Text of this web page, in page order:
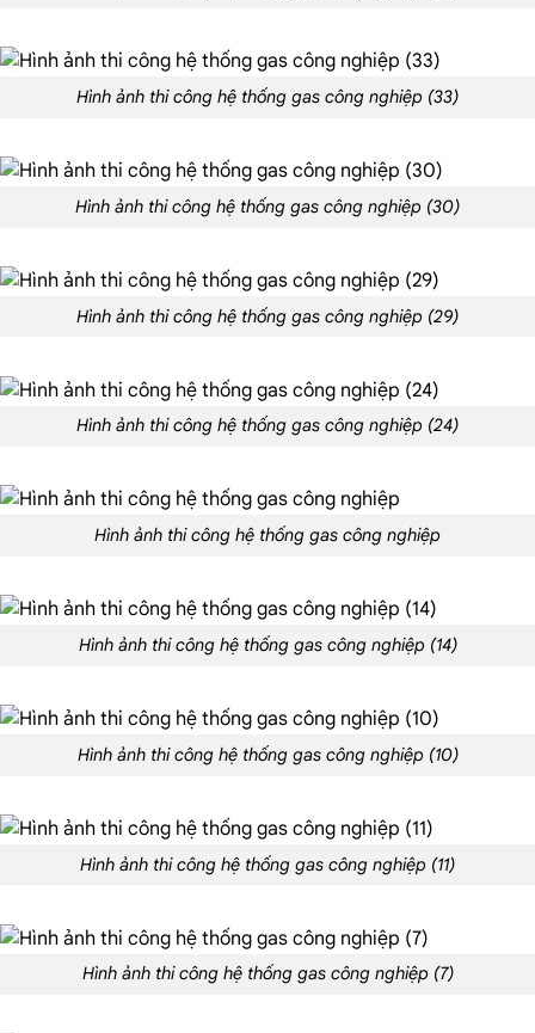
Hình ảnh thi công hệ thống gas công nghiệp (33)
Hình ảnh thi công hệ thống gas công nghiệp (30)
Hình ảnh thi công hệ thống gas công nghiệp (29)
Hình ảnh thi công hệ thống gas công nghiệp (24)
Hình ảnh thi công hệ thống gas công nghiệp
Hình ảnh thi công hệ thống gas công nghiệp (14)
Hình ảnh thi công hệ thống gas công nghiệp (10)
Hình ảnh thi công hệ thống gas công nghiệp (11)
Hình ảnh thi công hệ thống gas công nghiệp (7)